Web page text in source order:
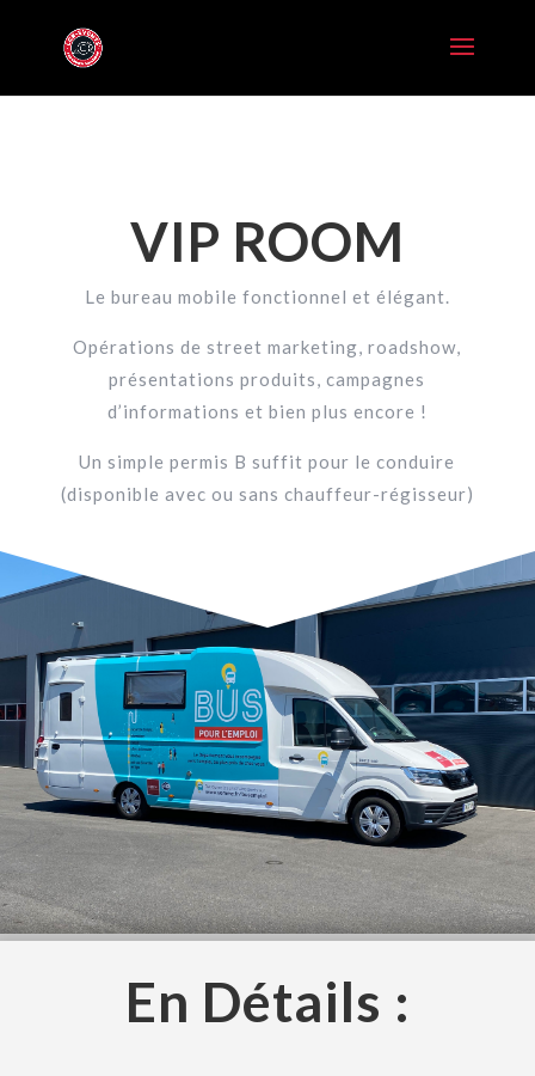
VIP ROOM
Le bureau mobile fonctionnel et élégant.
Opérations de street marketing, roadshow,
présentations produits, campagnes
d’informations et bien plus encore !
Un simple permis B suffit pour le conduire
(disponible avec ou sans chauffeur-régisseur)
En Détails :